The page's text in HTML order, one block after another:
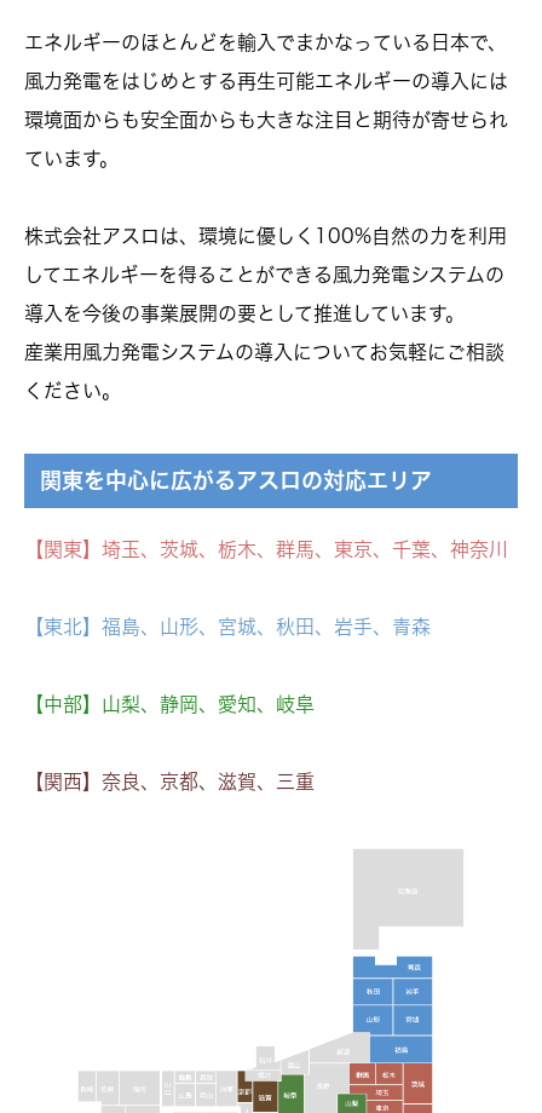
エネルギーのほとんどを輸入でまかなっている日本で、
風力発電をはじめとする再生可能エネルギーの導入には
環境面からも安全面からも大きな注目と期待が寄せられ
ています。
株式会社アスロは、環境に優しく100%自然の力を利用
してエネルギーを得ることができる風力発電システムの
導入を今後の事業展開の要として推進しています。
産業用風力発電システムの導入についてお気軽にご相談
ください。
関東を中心に広がるアスロの対応エリア
【関東】埼玉、茨城、栃木、群馬、東京、千葉、神奈川
【東北】福島、山形、宮城、秋田、岩手、青森
【中部】山梨、静岡、愛知、岐阜
【関西】奈良、京都、滋賀、三重